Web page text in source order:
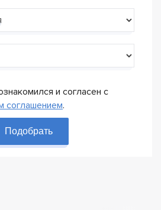
и согласен с
соглашением.
Подобрать